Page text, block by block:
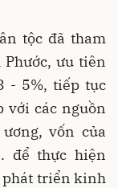
tộc đã tham
ưu tiên
- 5%, tiếp tục
với các nguồn
vốn của
để thực hiện
phát triển kinh